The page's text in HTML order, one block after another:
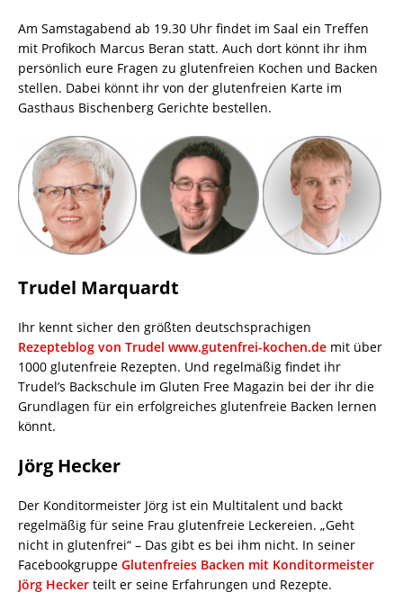
Am Samstagabend ab 19.30 Uhr findet im Saal ein Treffen
mit Profikoch Marcus Beran statt. Auch dort könnt ihr ihm
persönlich eure Fragen zu glutenfreien Kochen und Backen
stellen. Dabei könnt ihr von der glutenfreien Karte im
Gasthaus Bischenberg Gerichte bestellen.
Trudel Marquardt
Ihr kennt sicher den größten deutschsprachigen
Rezepteblog von Trudel www.gutenfrei-kochen.de mit über
1000 glutenfreie Rezepten. Und regelmäßig findet ihr
Trudel’s Backschule im Gluten Free Magazin bei der ihr die
Grundlagen für ein erfolgreiches glutenfreie Backen lernen
könnt.
Jörg Hecker
Der Konditormeister Jörg ist ein Multitalent und backt
regelmäßig für seine Frau glutenfreie Leckereien. „Geht
nicht in glutenfrei“ – Das gibt es bei ihm nicht. In seiner
Facebookgruppe Glutenfreies Backen mit Konditormeister
Jörg Hecker teilt er seine Erfahrungen und Rezepte.